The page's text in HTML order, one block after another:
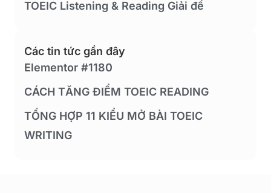
TOEIC Listening & Reading Giải đề
Các tin tức gần đây
Elementor #1180
CÁCH TĂNG ĐIỂM TOEIC READING
TỔNG HỢP 11 KIỂU MỞ BÀI TOEIC
WRITING